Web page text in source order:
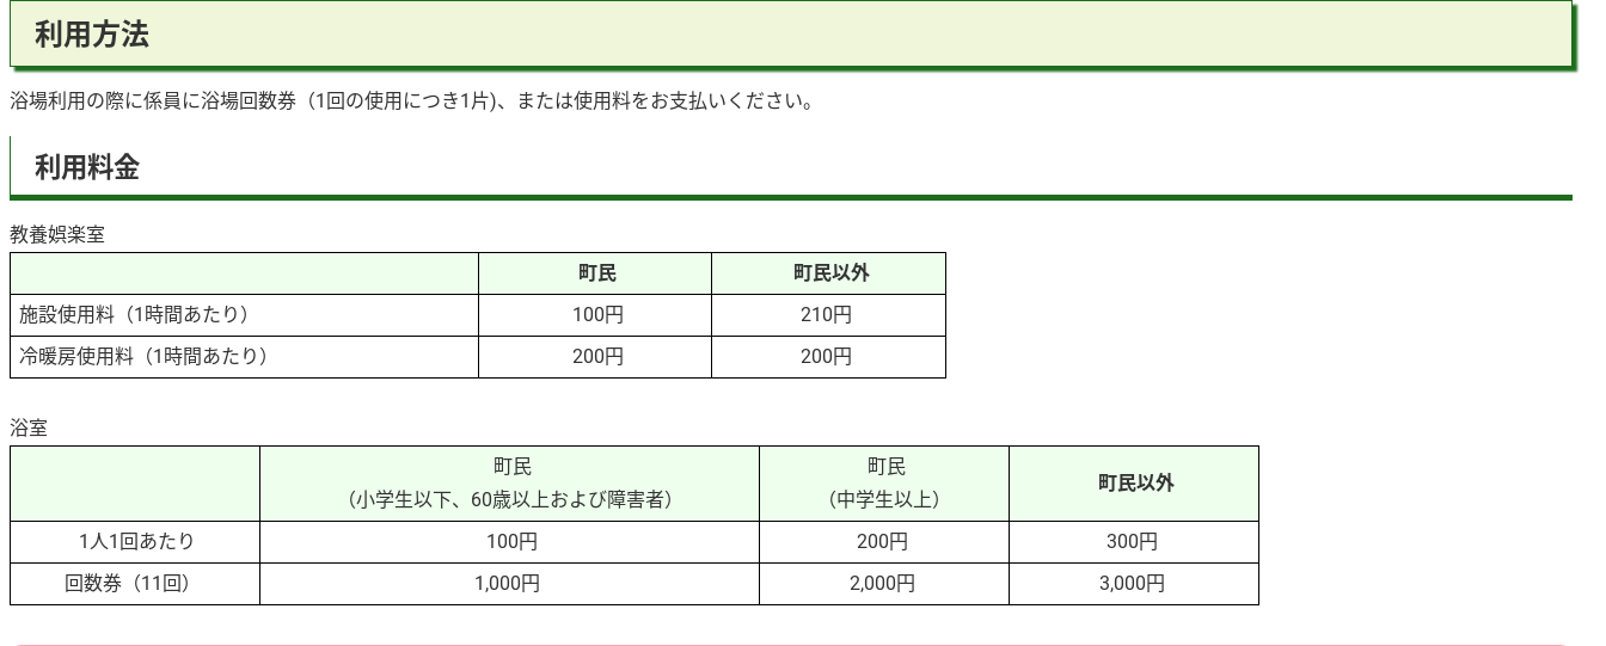
利用方法
浴場利用の際に係員に浴場回数券（1回の使用につき1片)、または使用料をお支払いください。
利用料金
教養娯楽室
町民
町民以外
施設使用料（1時間あたり）
100円
210円
冷暖房使用料（1時間あたり）
200円 200円
浴室
町民
（小学生以下、60歳以上および障害者）
町民
（中学生以上）
町民以外
1人1回あたり 100円 200円
300円
回数券（11回）
1,000円 2,000円 3,000円